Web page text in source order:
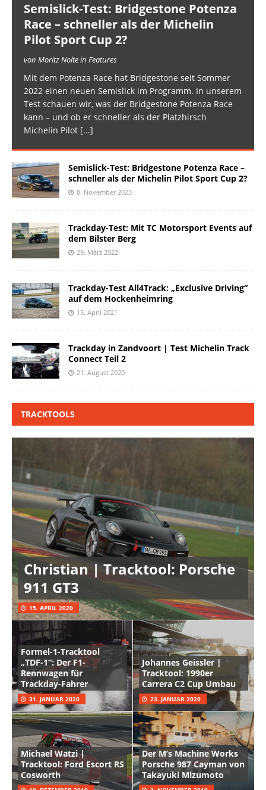
Semislick-Test: Bridgestone Potenza
Race – schneller als der Michelin
Pilot Sport Cup 2?
von Moritz Nolte in Features
Mit dem Potenza Race hat Bridgestone seit Sommer
2022 einen neuen Semislick im Programm. In unserem
Test schauen wir, was der Bridgestone Potenza Race
kann – und ob er schneller als der Platzhirsch
Michelin Pilot [...]
Semislick-Test: Bridgestone Potenza Race –
schneller als der Michelin Pilot Sport Cup 2?
8. November 2023
Trackday-Test: Mit TC Motorsport Events auf
dem Bilster Berg
29. März 2022
Trackday-Test All4Track: „Exclusive Driving“
auf dem Hockenheimring
15. April 2021
Trackday in Zandvoort | Test Michelin Track
Connect Teil 2
21. August 2020
TRACKTOOLS
Christian | Tracktool: Porsche
911 GT3
15. APRIL 2020
Formel-1-Tracktool
„TDF-1“: Der F1-
Rennwagen für
Trackday-Fahrer
31. JANUAR 2020
Johannes Geissler |
Tracktool: 1990er
Carrera C2 Cup Umbau
23. JANUAR 2020
Michael Watzi |
Tracktool: Ford Escort RS
Cosworth
Der M’s Machine Works
Porsche 987 Cayman von
Takayuki Mizumoto